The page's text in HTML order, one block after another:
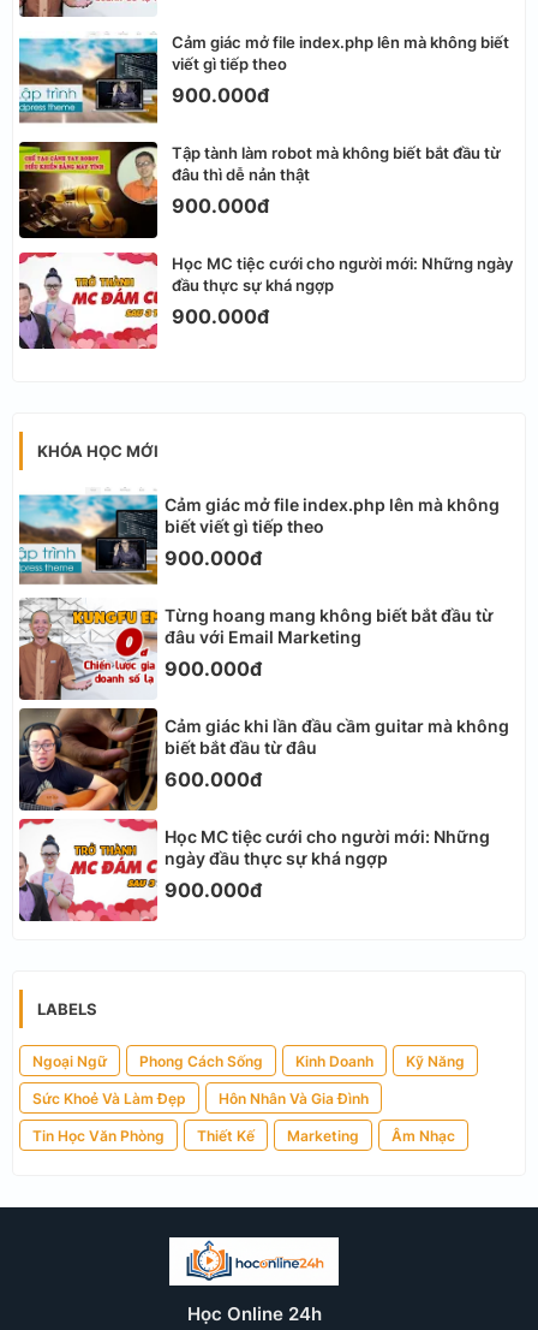
Cảm giác mở file index.php lên mà không biết
viết gì tiếp theo
900.000đ
Tập tành làm robot mà không biết bắt đầu từ
đâu thì dễ nản thật
900.000đ
Học MC tiệc cưới cho người mới: Những ngày
đầu thực sự khá ngợp
900.000đ
KHÓA HỌC MỚI
Cảm giác mở file index.php lên mà không
biết viết gì tiếp theo
900.000đ
Từng hoang mang không biết bắt đầu từ
đâu với Email Marketing
900.000đ
Cảm giác khi lần đầu cầm guitar mà không
biết bắt đầu từ đâu
600.000đ
Học MC tiệc cưới cho người mới: Những
ngày đầu thực sự khá ngợp
900.000đ
LABELS
Ngoại Ngữ Phong Cách Sống Kinh Doanh Kỹ Năng
Sức Khoẻ Và Làm Đẹp Hôn Nhân Và Gia Đình
Tin Học Văn Phòng Thiết Kế Marketing Âm Nhạc
Học Online 24h